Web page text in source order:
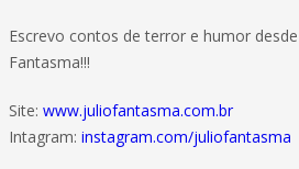
Escrevo contos de terror e humor
Fantasma!!!
Site: www.juliofantasma.com.br
Intagram: instagram.com/juliofantasma